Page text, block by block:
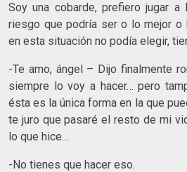
Soy una cobarde, prefiero jugar
riesgo que podría ser o lo mejor o
en esta situación no podía elegir,
-Te amo, ángel – Dijo finalmente
siempre lo voy a hacer… pero
ésta es la única forma en la que
te juro que pasaré el resto de mi
lo que hice…
-No tienes que hacer eso.